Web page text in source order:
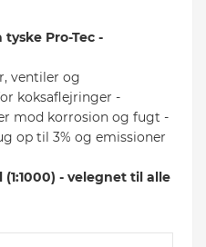
Pro-Tec -
ventiler og
koksaflejringer -
mod korrosion og fugt -
op til 3% og emissioner
- velegnet til alle